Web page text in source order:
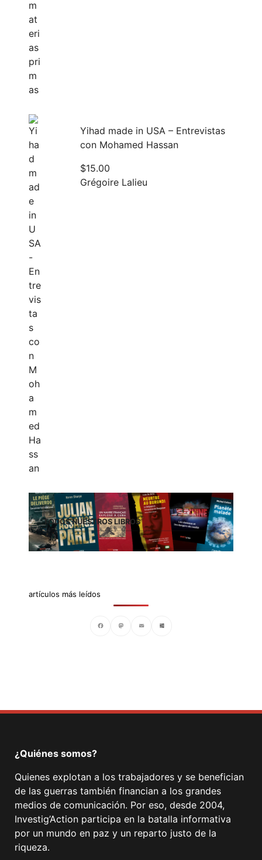
Yihad made in USA – Entrevistas
con Mohamed Hassan
$15.00
Grégoire Lalieu
TODOS NUESTROS LIBROS
artículos más leídos
¿Quiénes somos?
Quienes explotan a los trabajadores y se benefician
de las guerras también financian a los grandes
medios de comunicación. Por eso, desde 2004,
Investig’Action participa en la batalla informativa
por un mundo en paz y un reparto justo de la
riqueza.